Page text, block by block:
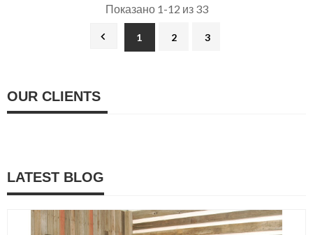
Показано 1-12 из 33
1 2 3

OUR CLIENTS
LATEST BLOG